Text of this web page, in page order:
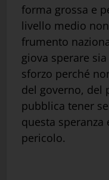
forma grossa e
livello medio
frumento
giova sperare
sforzo perché
del governo, del
pubblica tener
questa
pericolo.